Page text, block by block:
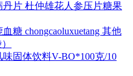
片 杜仲雄花人参压片糖果
糖 chongcaoluxuetang 其他
固体饮料V-BO*100克/10